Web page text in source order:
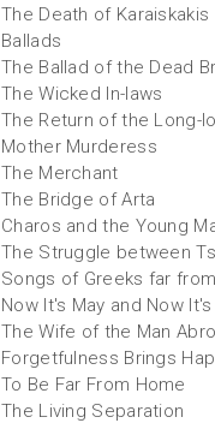
The Death of Karaiskakis
Ballads
The Ballad of the Dead
The Wicked In-laws
The Return of the Long-
Mother Murderess
The Merchant
The Bridge of Arta
Charos and the Young
The Struggle between
Songs of Greeks far
Now It's May and Now
The Wife of the Man
Forgetfulness Brings
To Be Far From Home
The Living Separation